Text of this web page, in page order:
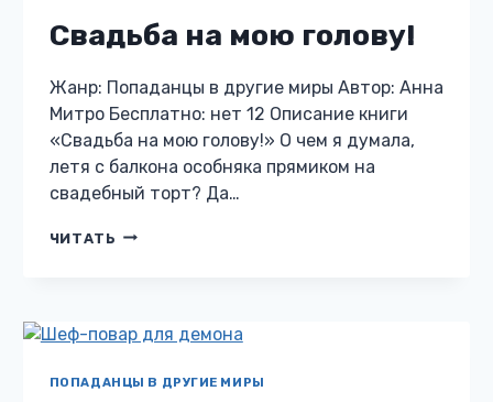
Свадьба на мою голову!
Жанр: Попаданцы в другие миры Автор: Анна
Митро Бесплатно: нет 12 Описание книги
«Свадьба на мою голову!» О чем я думала,
летя с балкона особняка прямиком на
свадебный торт? Да…
ЧИТАТЬ СВАДЬБА
ПОПАДАНЦЫ В ДРУГИЕ МИРЫ